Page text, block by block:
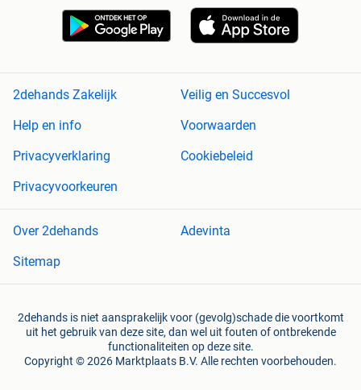
2dehands Zakelijk
Veilig en Succesvol
Help en info
Voorwaarden
Privacyverklaring
Cookiebeleid
Privacyvoorkeuren
Over 2dehands
Adevinta
Sitemap
2dehands is niet aansprakelijk voor (gevolg)schade die voortkomt
uit het gebruik van deze site, dan wel uit fouten of ontbrekende
functionaliteiten op deze site.
Copyright © 2026 Marktplaats B.V. Alle rechten voorbehouden.